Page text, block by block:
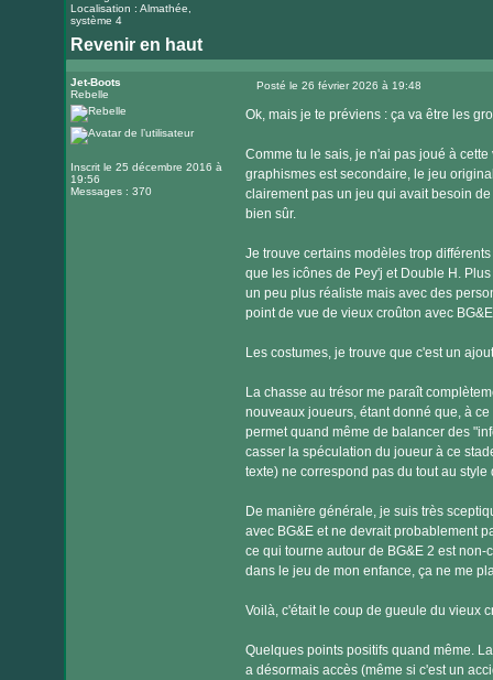
Localisation : Almathée,
système 4
Revenir en haut
Jet-Boots
Rebelle
Inscrit le 25 décembre 2016 à
19:56
Messages : 370
Posté le 26 février 2026 à 19:48
Ok, mais je te préviens : ça va être les
Comme tu le sais, je n'ai pas joué à
graphismes est secondaire, le jeu
clairement pas un jeu qui avait besoin
bien sûr.
Je trouve certains modèles trop
que les icônes de Pey'j et Double H.
un peu plus réaliste mais avec des
point de vue de vieux croûton avec
Les costumes, je trouve que c'est un
La chasse au trésor me paraît
nouveaux joueurs, étant donné que, à
permet quand même de balancer des
casser la spéculation du joueur à ce
texte) ne correspond pas du tout au style
De manière générale, je suis très
avec BG&E et ne devrait probablement
ce qui tourne autour de BG&E 2 est
dans le jeu de mon enfance, ça ne me
Voilà, c'était le coup de gueule du vieux
Quelques points positifs quand même.
a désormais accès (même si c'est un